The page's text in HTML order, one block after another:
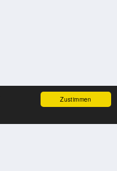
Zustimmen